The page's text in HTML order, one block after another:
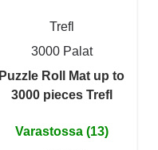
Trefl
3000 Palat
Puzzle Roll Mat up to
3000 pieces Trefl
Varastossa (13)